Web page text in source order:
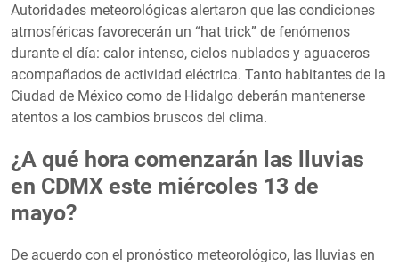
Autoridades meteorológicas alertaron que las condiciones
atmosféricas favorecerán un “hat trick” de fenómenos
durante el día: calor intenso, cielos nublados y aguaceros
acompañados de actividad eléctrica. Tanto habitantes de la
Ciudad de México como de Hidalgo deberán mantenerse
atentos a los cambios bruscos del clima.
¿A qué hora comenzarán las lluvias
en CDMX este miércoles 13 de
mayo?
De acuerdo con el pronóstico meteorológico, las lluvias en